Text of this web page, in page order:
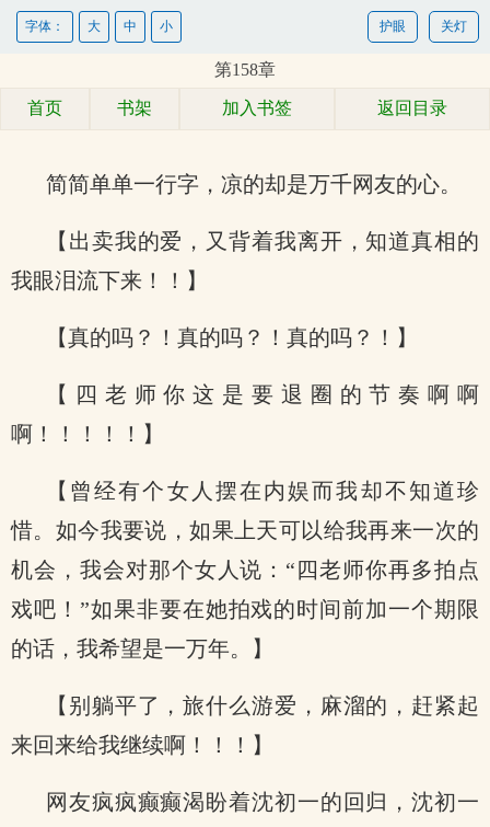
关灯
护眼
字体： 大 中 小
第158章
首页 书架 加入书签 返回目录
简简单单一行字，凉的却是万千网友的心。
【出卖我的爱，又背着我离开，知道真相的
我眼泪流下来！！】
【真的吗？！真的吗？！真的吗？！】
【四老师你这是要退圈的节奏啊啊
啊！！！！！】
【曾经有个女人摆在内娱而我却不知道珍
惜。如今我要说，如果上天可以给我再来一次的
机会，我会对那个女人说：“四老师你再多拍点
戏吧！”如果非要在她拍戏的时间前加一个期限
的话，我希望是一万年。】
【别躺平了，旅什么游爱，麻溜的，赶紧起
来回来给我继续啊！！！】
网友疯疯癫癫渴盼着沈初一的回归，沈初一